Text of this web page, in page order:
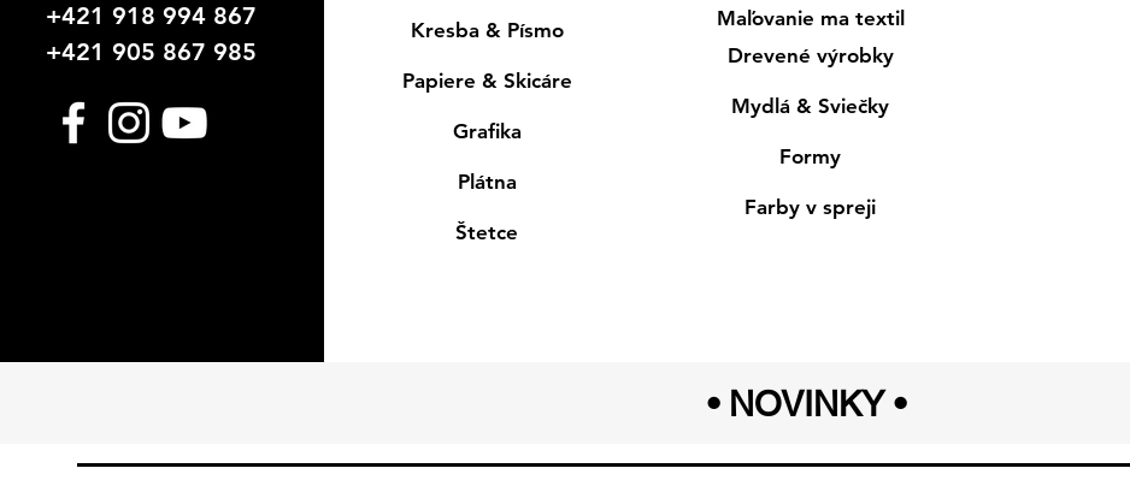
+421 918 994 867
+421 905 867 985
Kresba & Písmo
Papiere & Skicáre
Grafika
Plátna
Štetce
Maľovanie ma textil
Drevené výrobky
Mydlá & Sviečky
Formy
Farby v spreji
• NOVINKY •